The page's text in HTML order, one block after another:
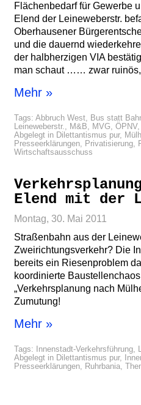
Flächenbedarf für Gewerbe
Elend der Leineweberstr.
Oberhausener
und die dauernd
der halbherzigen VIA
man schaut …… zwar
Mehr »
Tags: Abbruch West, Bus statt
Leineweberstr., M&B, MVG, ÖPNV
Abgelegt in Dilettantismus pur,
Presseerklärungen, Privatisierung,
Wirtschaftsausschuss
Elend mit der
Montag, 30. Mai 2011
Straßenbahn aus der
Zweirichtungsverkehr? Die
bereits ein Riesenproblem
koordinierte
„Verkehrsplanung nach
Zumutung!
Mehr »
Tags: Innenstadt-Verkehrsführung,
Abgelegt in Dilettantismus pur,
Presseerklärungen, Ruhrbania,